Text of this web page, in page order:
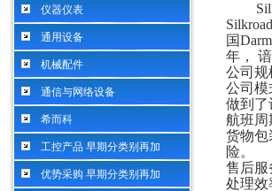
仪器仪表
通用设备
机械配件
通信与网络设备
希而科
工控产品 早期分类别再加
优势采购 早期分类别再加
国
年，
公司规
公司模
做到了
航班周
货物包
险。
售后服
处理效